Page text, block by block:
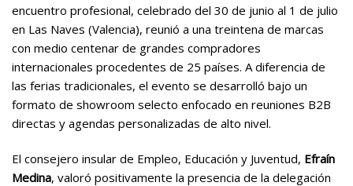
encuentro profesional, celebrado del 30 de junio al 1 de julio
en Las Naves (Valencia), reunió a una treintena de marcas
con medio centenar de grandes compradores
internacionales procedentes de 25 países. A diferencia de
las ferias tradicionales, el evento se desarrolló bajo un
formato de showroom selecto enfocado en reuniones B2B
directas y agendas personalizadas de alto nivel.
El consejero insular de Empleo, Educación y Juventud, Efraín
Medina, valoró positivamente la presencia de la delegación